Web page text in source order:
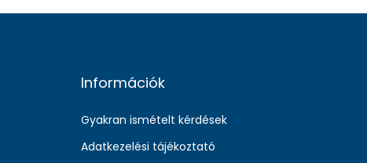
Információk
Gyakran ismételt kérdések
Adatkezelési tájékoztató